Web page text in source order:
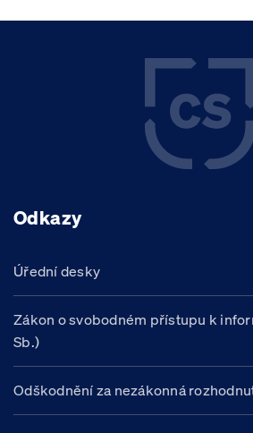
Odkazy
Úřední desky
Zákon o svobodném přístupu k
Sb.)
Odškodnění za nezákonná